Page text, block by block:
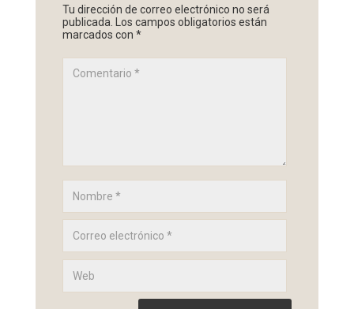
Tu dirección de correo electrónico no será
publicada. Los campos obligatorios están
marcados con *